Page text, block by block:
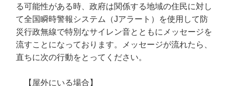
る可能性がある時、政府は関係する地域の住民に対し
て全国瞬時警報システム（Jアラート）を使用して防
災行政無線で特別なサイレン音とともにメッセージを
流すことになっております。メッセージが流れたら、
直ちに次の行動をとってください。
【屋外にいる場合】